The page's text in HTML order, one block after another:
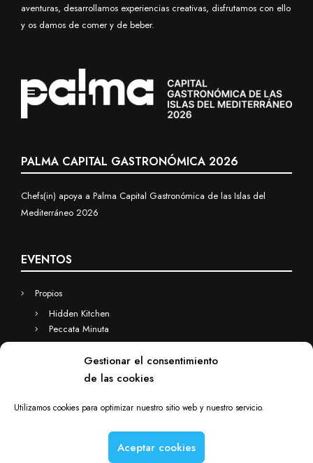
Gestionar el consentimiento
de las cookies
Utilizamos cookies para optimizar nuestro sitio web y nuestro servicio.
Aceptar cookies
aventuras, desarrollamos experiencias creativas, disfrutamos con ello
y os damos de comer y de beber.
PALMA CAPITAL GASTRONÓMICA 2026
Chefs(in) apoya a Palma Capital Gastronómica de las Islas del
Mediterráneo 2026
EVENTOS
Propios
Hidden Kitchen
Peccata Minuta
Eventos a medida
Hidden Kitchen Business